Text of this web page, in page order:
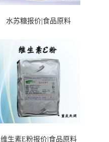
水苏糖报价|食品原料
维生素E粉报价|食品原料